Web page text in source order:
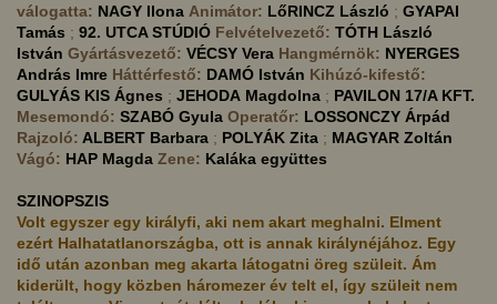
válogatta: NAGY Ilona Animátor: LőRINCZ László ; GYAPAI
Tamás ; 92. UTCA STÚDIÓ Felvételvezető: TÓTH László
István Gyártásvezető: VÉCSY Vera Hangmérnök: NYERGES
András Imre Háttérfestő: DAMÓ István Kihúzó-kifestő:
GULYÁS KIS Ágnes ; JEHODA Magdolna ; PAVILON 17/A KFT.
Mesemondó: SZABÓ Gyula Operatőr: LOSSONCZY Árpád
Rajzoló: ALBERT Barbara ; POLYÁK Zita ; MAGYAR Zoltán
Vágó: HAP Magda Zene: Kaláka együttes
SZINOPSZIS
Volt egyszer egy királyfi, aki nem akart meghalni. Elment
ezért Halhatatlanországba, ott is annak királynéjához. Egy
idő után azonban meg akarta látogatni öreg szüleit. Ám
kiderült, hogy közben háromezer év telt el, így szüleit nem